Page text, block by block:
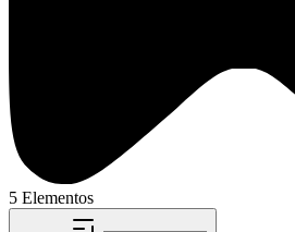
5 Elementos